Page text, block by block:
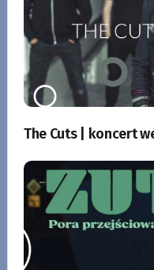
The Cuts | koncert